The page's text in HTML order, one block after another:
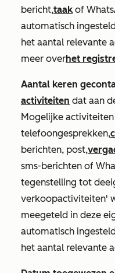
bericht,taakof
automatisch
het aantal relevante
meer overhet
Aantal keren
activiteiten dat aan
Mogelijke
telefoongesprekken,
berichten, post,
sms-berichten of
tegenstelling tot de
verkoopactiviteiten'
meegeteld in deze
automatisch
het aantal relevante